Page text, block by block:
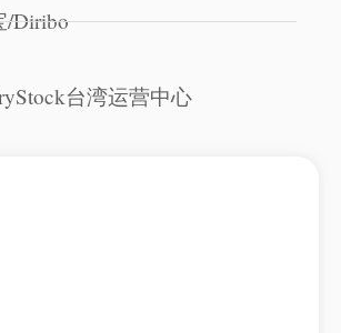
/Diribo
台湾运营中心